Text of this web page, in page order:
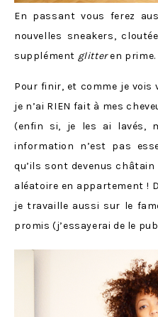
En passant vous ferez
nouvelles sneakers,
supplément glitteren prime.
Pour finir, et comme je vois
je n’ai RIEN fait à mes
(enfin si, je les ai lavés,
information n’est pas
qu’ils sont devenus châtain
aléatoire en appartement !
je travaille aussi sur le
promis (j’essayerai de le